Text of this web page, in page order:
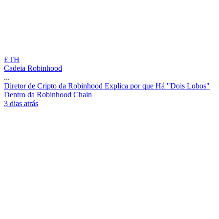
ETH
Cadeia Robinhood
...
Diretor de Cripto da Robinhood Explica por que Há "Dois Lobos"
Dentro da Robinhood Chain
3 dias atrás